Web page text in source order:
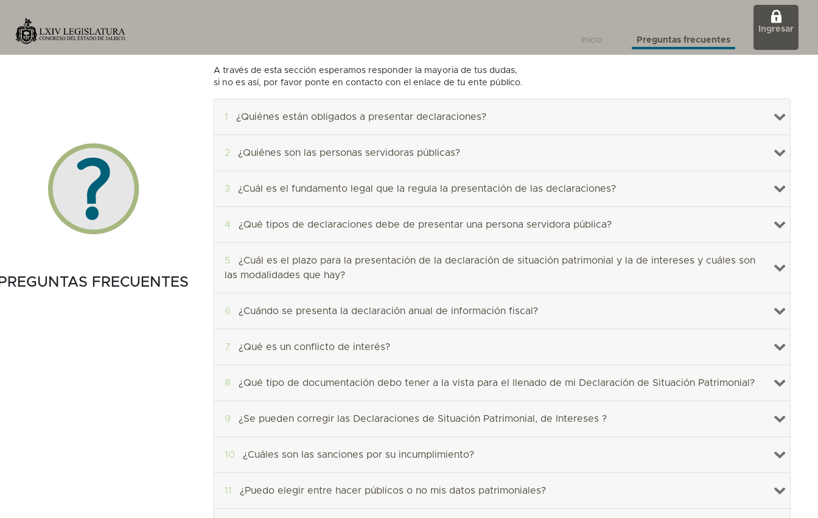
Inicio Preguntas frecuentes
Ingresar
FRECUENTES
A través de esta sección esperamos responder la mayoria de tus dudas,
si no es así, por favor ponte en contacto con el enlace de tu ente público.
1 ¿Quiénes están obligados a presentar declaraciones?
2 ¿Quiénes son las personas servidoras públicas?
3 ¿Cuál es el fundamento legal que la regula la presentación de las declaraciones?
4 ¿Qué tipos de declaraciones debe de presentar una persona servidora pública?
5
¿Cuál es el plazo para la presentación de la declaración de situación patrimonial y la de intereses y cuáles son
las modalidades que hay?
6 ¿Cuándo se presenta la declaración anual de información fiscal?
7 ¿Qué es un conflicto de interés?
8 ¿Qué tipo de documentación debo tener a la vista para el llenado de mi Declaración de Situación Patrimonial?
9 ¿Se pueden corregir las Declaraciones de Situación Patrimonial, de Intereses ?
10 ¿Cuáles son las sanciones por su incumplimiento?
11 ¿Puedo elegir entre hacer públicos o no mis datos patrimoniales?